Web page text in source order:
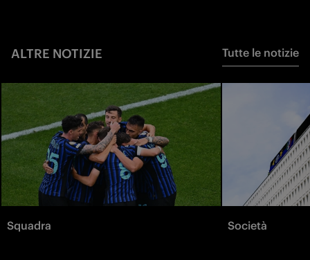
ALTRE NOTIZIE Tutte le notizie
Squadra Società